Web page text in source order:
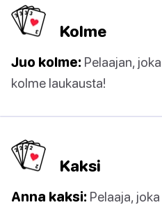
Kolme
Juo kolme: Pelaajan,
kolme laukausta!
Kaksi
Anna kaksi: Pelaaja,